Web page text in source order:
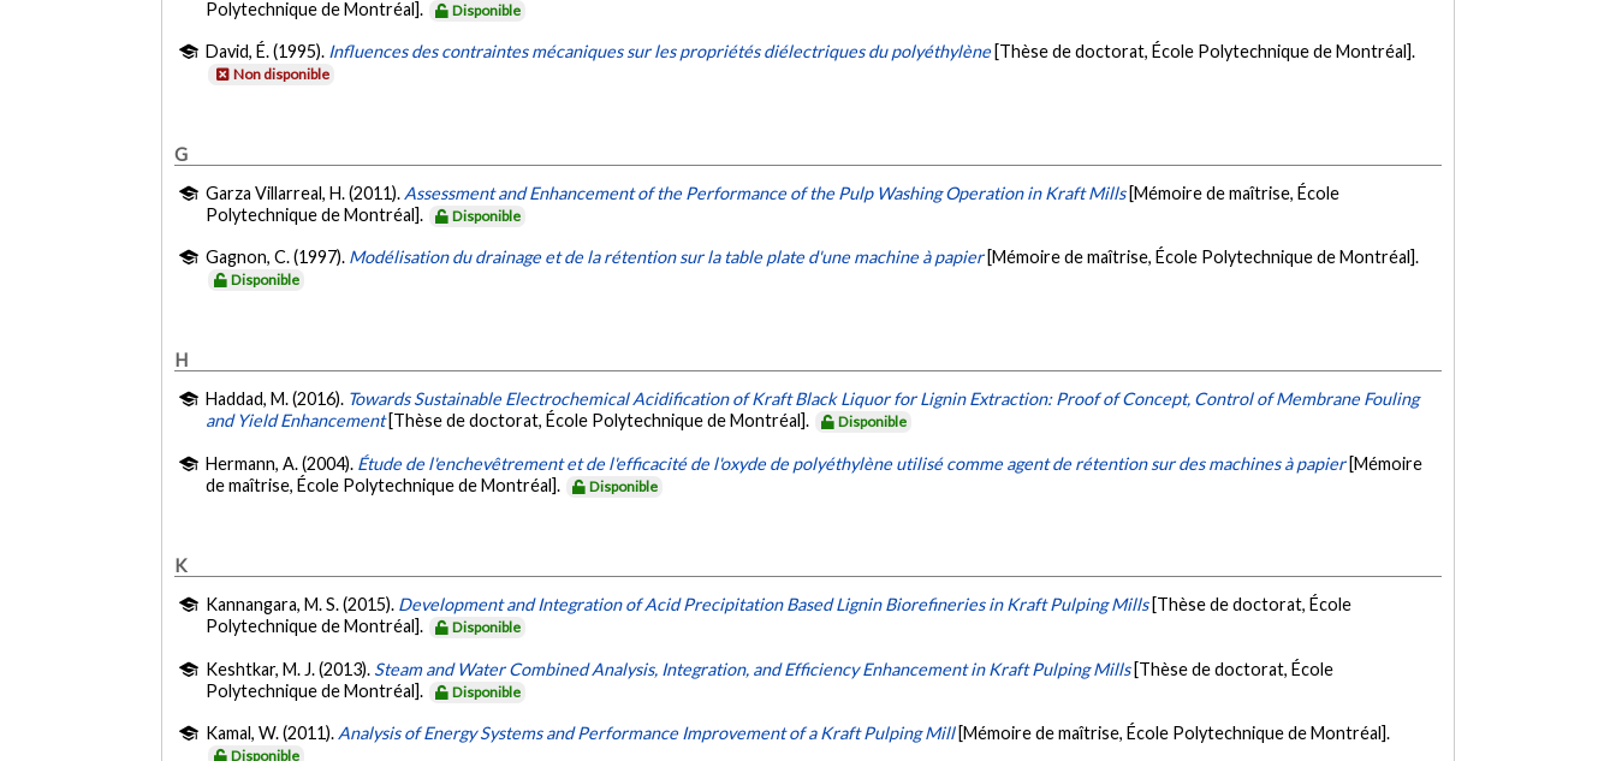
Polytechnique de Montréal].
Disponible
David, É. (1995). Influences des contraintes mécaniques sur les propriétés diélectriques du polyéthylène [Thèse de doctorat, École Polytechnique de Montréal].
Non disponible
G
Garza Villarreal, H. (2011). Assessment and Enhancement of the Performance of the Pulp Washing Operation in Kraft Mills [Mémoire de maîtrise, École
Polytechnique de Montréal].
Disponible
Gagnon, C. (1997). Modélisation du drainage et de la rétention sur la table plate d'une machine à papier [Mémoire de maîtrise, École Polytechnique de Montréal].
Disponible
H
Haddad, M. (2016). Towards Sustainable Electrochemical Acidification of Kraft Black Liquor for Lignin Extraction: Proof of Concept, Control of Membrane Fouling
and Yield Enhancement [Thèse de doctorat, École Polytechnique de Montréal]. Disponible
Hermann, A. (2004). Étude de l'enchevêtrement et de l'efficacité de l'oxyde de polyéthylène utilisé comme agent de rétention sur des machines à papier [Mémoire
de maîtrise, École Polytechnique de Montréal].
Disponible
K
Kannangara, M. S. (2015). Development and Integration of Acid Precipitation Based Lignin Biorefineries in Kraft Pulping Mills [Thèse de doctorat, École
Polytechnique de Montréal].
Disponible
Keshtkar, M. J. (2013). Steam and Water Combined Analysis, Integration, and Efficiency Enhancement in Kraft Pulping Mills [Thèse de doctorat, École
Polytechnique de Montréal].
Disponible
Kamal, W. (2011). Analysis of Energy Systems and Performance Improvement of a Kraft Pulping Mill [Mémoire de maîtrise, École Polytechnique de Montréal].
Disponible